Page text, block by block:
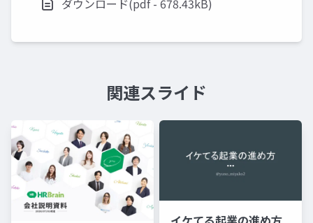
ダウンロード(pdf - 678.43kB)
関連スライド